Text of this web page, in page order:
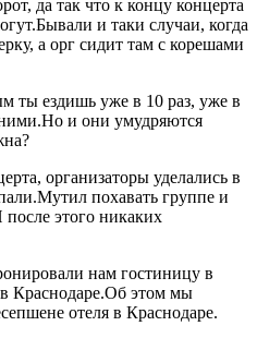
да так что к концу концерта
и таки случаи, когда
а орг сидит там с корешами
ты ездишь уже в 10 раз, уже в
и они умудряются
организаторы уделались в
похавать группе и
после этого никаких
нам гостиницу в
в Краснодаре.Об этом мы
отеля в Краснодаре.